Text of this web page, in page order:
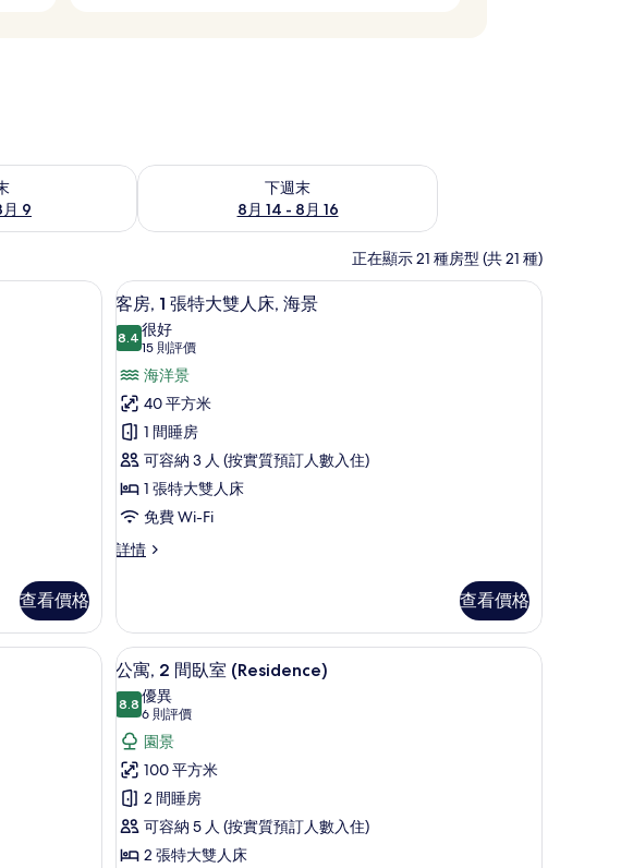
9
9的可訂空房
下週末
8月 14 - 8月 16
查看下週末 8月 14 - 8月 16的可訂空房
正在顯示 21 種房型 (共 21 種)
手提電腦工作空間、遮光窗簾/窗簾
查看價格
載
入
所
有
客
房,
1
張
特
大
床,
海
景
的
相
片
迷你吧、房內夾萬、手提電腦工作空間、遮光
7
客房, 1 張特大雙人床, 海景
8.48.4 分，滿分 10 分
很好
15 則評價
(15
則
評
價)
海洋景
40 平方米
1 間睡房
可容納 3 人 (按實質預訂人數入住)
1 張特大雙人床
免費 Wi-Fi
詳情
客
特
大
雙
床,
景
詳
情
查看價格
手提電腦工作空間、遮光窗簾/窗簾
載
入
所
有
公
寓,
2
間
公寓, 2 間臥室 (Residence) | 迷你吧、房內夾
7
公寓, 2 間臥室 (Residence)
8.88.8 分，滿分 10 分
優異
6 則評價
(6
則
評
價)
園景
100 平方米
2 間睡房
可容納 5 人 (按實質預訂人數入住)
2 張特大雙人床